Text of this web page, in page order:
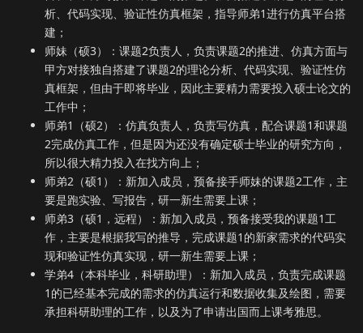
析、代码实现、验证性仿真框架，指导师弟1进行仿真平台搭
建；
师妹（硕3）：课题2负责人，负责课题2的推进、仿真方面与
甲方对接独自搭建了课题2的理论分析、代码实现、验证性仿
真框架，但由于即将毕业，因此主要精力需要投入硕士论文的
工作中；
师弟1（硕2）：仿真负责人，负责写仿真，配合课题1和课题
2完成仿真工作，但是因为还没有确定硕士毕业的研究方向，
所以很大精力投入在找方向上；
师弟2（硕1）：新加入成员，预备接手师妹的课题2工作，主
要是跑实验、写报告，研一新生需要上课；
师弟3（硕1，远程）：新加入成员，预备接受我的课题1工
作，主要是根据我写的推导，完成课题1的新家需求的代码实
现和验证性仿真实现，研一新生需要上课；
学弟4（本科毕业，科研助理）：新加入成员，负责完成课题
1的已经基本完成的需求的仿真运行和数据收集及绘图，需要
承担科研助理的工作，以及为了申请出国而上课考雅思。